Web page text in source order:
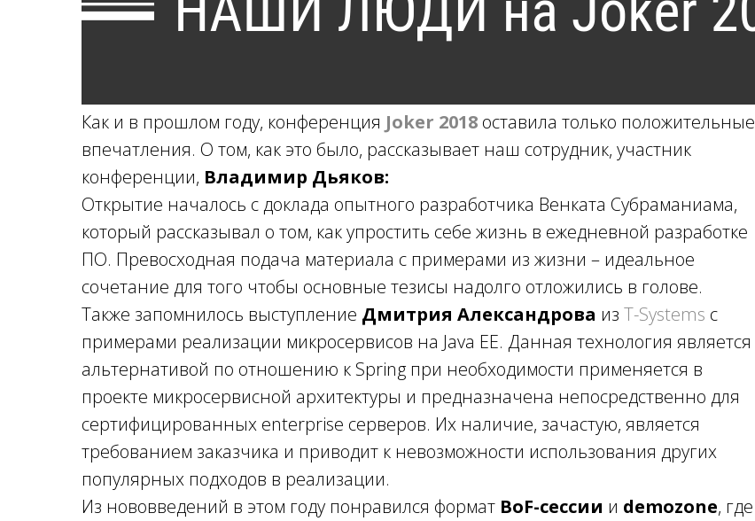
Как и в прошлом году, конференция Joker 2018 оставила только положительные
впечатления. О том, как это было, рассказывает наш сотрудник, участник
конференции, Владимир Дьяков:
Открытие началось с доклада опытного разработчика Венката Субраманиама,
который рассказывал о том, как упростить себе жизнь в ежедневной разработке
ПО. Превосходная подача материала с примерами из жизни – идеальное
сочетание для того чтобы основные тезисы надолго отложились в голове.
Также запомнилось выступление Дмитрия Александрова из T-Systems с
примерами реализации микросервисов на Java EE. Данная технология является
альтернативой по отношению к Spring при необходимости применяется в
проекте микросервисной архитектуры и предназначена непосредственно для
сертифицированных enterprise серверов. Их наличие, зачастую, является
требованием заказчика и приводит к невозможности использования других
популярных подходов в реализации.
Из нововведений в этом году понравился формат BoF-сессии и demozone, где